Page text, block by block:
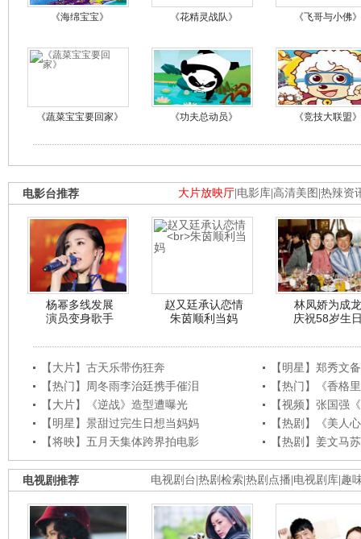
《海绵宝宝》 《花精灵战队》 《飞哥与小佛》
《蔬菜宝宝要回家》 《功夫总动员》 《竞技大联盟》
大片放映厅 电影库 高清美图 热辣资
电影台推荐
杨幂多线发展
演员变身歌手
赵又廷承认恋情
朱茵顺利当妈
林凤娇为成龙
庆祝58岁生
【大片】古天乐带伤狂奔
【明星】郑秀文
【热门】周冬雨李治廷携手催泪
【热门】《香格
【大片】《逆战》造型遭曝光
【视频】张国强
【明星】景甜过完生日想当妈妈
【热剧】《美人
【将映】五月天集体跨界拍电影
【热剧】姜文马
电视剧台 热剧检索 热剧点播 电视剧库 趣
电视剧推荐